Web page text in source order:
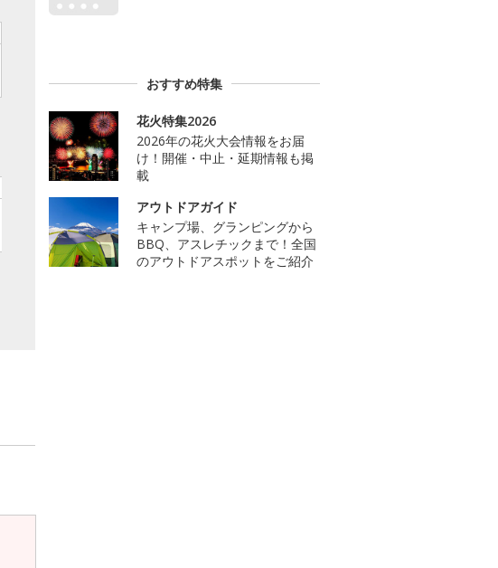
おすすめ特集
花火特集2026
2026年の花火大会情報をお届
け！開催・中止・延期情報も掲
載
アウトドアガイド
キャンプ場、グランピングから
BBQ、アスレチックまで！全国
のアウトドアスポットをご紹介